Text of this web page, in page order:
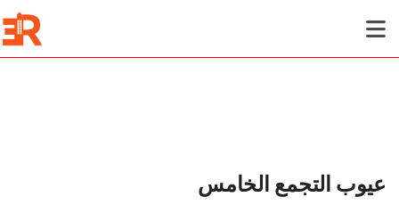
عيوب التجمع الخامس